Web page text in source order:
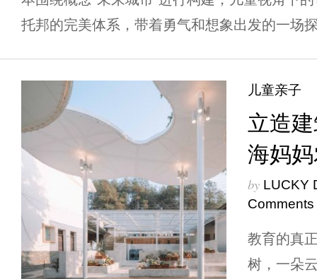
托邦的完美体系，带着勇气和想象出发的一场
儿童亲子
立造
海妈
by LUCKY
Comments
教育的真
树，一朵